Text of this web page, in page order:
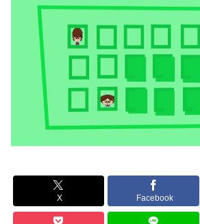
X Facebook